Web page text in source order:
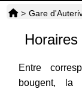
> Gare
Entre
bougent, la